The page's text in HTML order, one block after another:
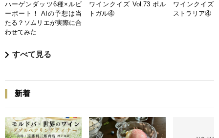
ハーゲンダッツ6種×ルビ
ーポート！ AIの予想は当
たる？ソムリエが実際に合
わせてみた
ワインクイズ Vol.73 ポル
トガル④
ワインクイズ
ストラリア④
すべて見る
新着